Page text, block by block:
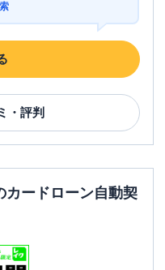
・評判
カードローン自動契